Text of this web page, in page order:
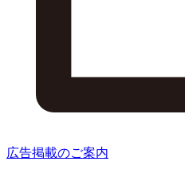
広告掲載のご案内